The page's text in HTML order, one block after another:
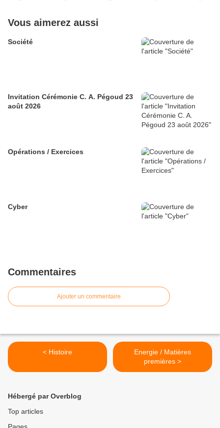
Vous aimerez aussi
Société
Invitation Cérémonie C. A. Pégoud 23
août 2026
Opérations / Exercices
Cyber
Commentaires
Ajouter un commentaire
< Histoire
Energie / Matières
premières >
Hébergé par Overblog
Top articles